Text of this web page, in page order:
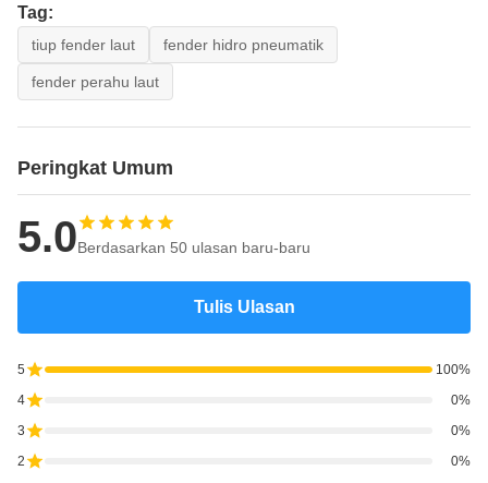
Tag:
tiup fender laut fender hidro pneumatik
fender perahu laut
Peringkat Umum
5.0Berdasarkan 50 ulasan baru-baru
Tulis Ulasan
5
100%
4
0%
3
0%
2
0%